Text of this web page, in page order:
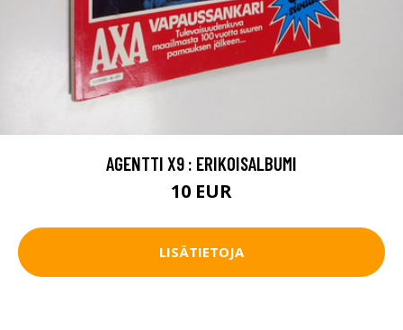
AGENTTI X9 : ERIKOISALBUMI
10 EUR
LISÄTIETOJA